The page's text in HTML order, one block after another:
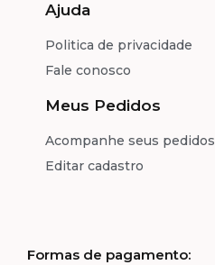
Ajuda
Politica de privacidade
Fale conosco
Meus Pedidos
Acompanhe seus pedidos
Editar cadastro
Formas de pagamento: